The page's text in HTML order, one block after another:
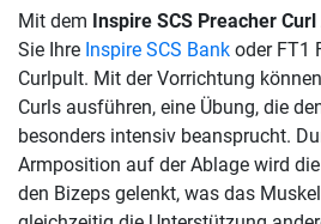
Mit dem Inspire SCS Preacher
Sie Ihre Inspire SCS Bank oder FT1
Curlpult. Mit der Vorrichtung
Curls ausführen, eine Übung, die
besonders intensiv beansprucht.
Armposition auf der Ablage wird
den Bizeps gelenkt, was das